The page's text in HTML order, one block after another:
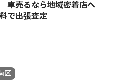
車売るなら地域密着店へ
で出張査定
区